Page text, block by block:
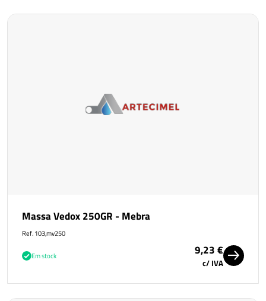
Massa Vedox 250GR - Mebra
Ref. 103,mv250
Em stock 9,23 €
c/ IVA